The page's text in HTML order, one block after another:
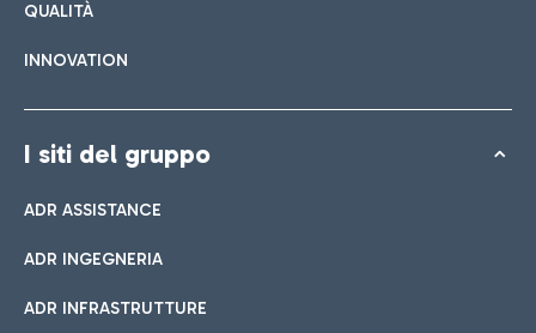
QUALITÀ
INNOVATION
I siti del gruppo
ADR ASSISTANCE
ADR INGEGNERIA
ADR INFRASTRUTTURE